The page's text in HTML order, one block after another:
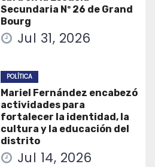
Secundaria Nº 26 de Grand
Bourg
Jul 31, 2026
POLÍTICA
Mariel Fernández encabezó
actividades para
fortalecer la identidad, la
cultura y la educación del
distrito
Jul 14, 2026